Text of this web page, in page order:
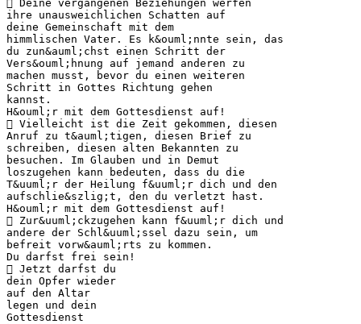
 Deine vergangenen Beziehungen werfen
ihre unausweichlichen Schatten auf
deine Gemeinschaft mit dem
himmlischen Vater. Es k&ouml;nnte sein, das
du zun&auml;chst einen Schritt der
Vers&ouml;hnung auf jemand anderen zu
machen musst, bevor du einen weiteren
Schritt in Gottes Richtung gehen
kannst.
H&ouml;r mit dem Gottesdienst auf!
 Vielleicht ist die Zeit gekommen, diesen
Anruf zu t&auml;tigen, diesen Brief zu
schreiben, diesen alten Bekannten zu
besuchen. Im Glauben und in Demut
loszugehen kann bedeuten, dass du die
T&uuml;r der Heilung f&uuml;r dich und den
aufschlie&szlig;t, den du verletzt hast.
H&ouml;r mit dem Gottesdienst auf!
 Zur&uuml;ckzugehen kann f&uuml;r dich und
andere der Schl&uuml;ssel dazu sein, um
befreit vorw&auml;rts zu kommen.
Du darfst frei sein!
 Jetzt darfst du
dein Opfer wieder
auf den Altar
legen und dein
Gottesdienst